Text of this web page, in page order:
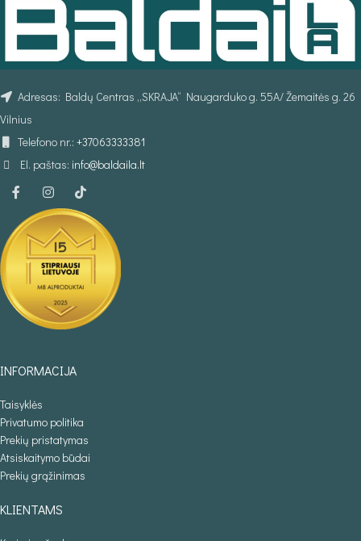
Adresas: Baldų Centras „SKRAJA“ Naugarduko g. 55A/ Žemaitės g. 26
Vilnius
Telefono nr.: +37063333381
El. paštas: info@baldaila.lt
INFORMACIJA
Taisyklės
Privatumo politika
Prekių pristatymas
Atsiskaitymo būdai
Prekių grąžinimas
KLIENTAMS